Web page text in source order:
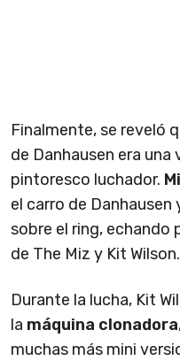
Finalmente, se reveló
de Danhausen era
pintoresco luchador.
el carro de
sobre el ring, echando
de The Miz y Kit Wilson.
Durante la lucha, Kit
la máquina clonadora
muchas más mini